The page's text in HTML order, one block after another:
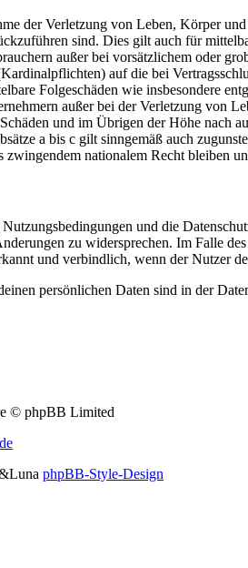
der Verletzung von Leben, Körper
sind. Dies gilt auch für
außer bei vorsätzlichem oder
auf die bei
Folgeschäden wie insbesondere
außer bei der Verletzung von
und im Übrigen der Höhe nach
a bis c gilt sinngemäß auch
nationalem Recht bleiben
und die
zu widersprechen. Im Falle
und verbindlich, wenn der Nutzer
persönlichen Daten sind in der
© phpBB Limited
phpBB-Style-Design